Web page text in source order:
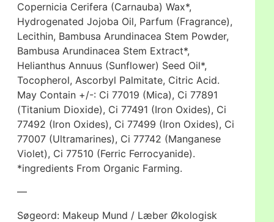
Copernicia Cerifera (Carnauba) Wax*,
Hydrogenated Jojoba Oil, Parfum (Fragrance),
Lecithin, Bambusa Arundinacea Stem Powder,
Bambusa Arundinacea Stem Extract*,
Helianthus Annuus (Sunflower) Seed Oil*,
Tocopherol, Ascorbyl Palmitate, Citric Acid.
May Contain +/-: Ci 77019 (Mica), Ci 77891
(Titanium Dioxide), Ci 77491 (Iron Oxides), Ci
77492 (Iron Oxides), Ci 77499 (Iron Oxides), Ci
77007 (Ultramarines), Ci 77742 (Manganese
Violet), Ci 77510 (Ferric Ferrocyanide).
*ingredients From Organic Farming.
—
Søgeord: Makeup Mund / Læber Økologisk